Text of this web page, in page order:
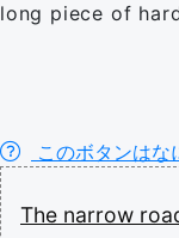
long piece of
このボタンはな
The narrow